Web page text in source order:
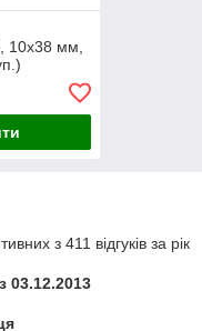
10х38 мм,
з 411 відгуків за рік
03.12.2013